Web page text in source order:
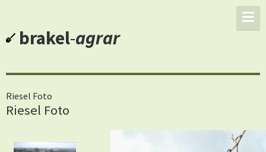
brakel-agrar
Riesel Foto
Riesel Foto